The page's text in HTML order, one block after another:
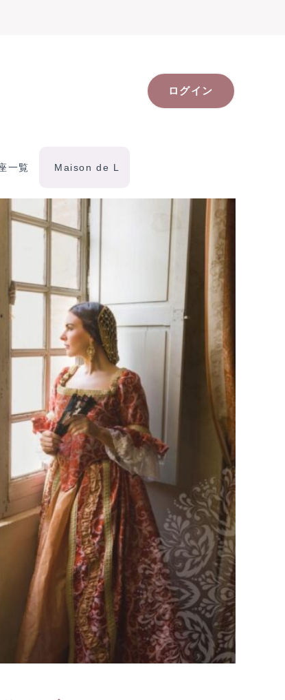
ログイン
一覧 Maison de L